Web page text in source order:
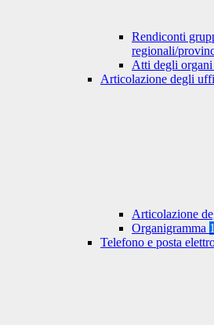
Rendiconti
regionali/
Atti degli
Articolazione degli
Articolazione
Organigramma 1
Telefono e posta